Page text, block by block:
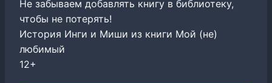
Не забываем добавлять книгу в библиотеку,
чтобы не потерять!
История Инги и Миши из книги Мой (не)
любимый
12+